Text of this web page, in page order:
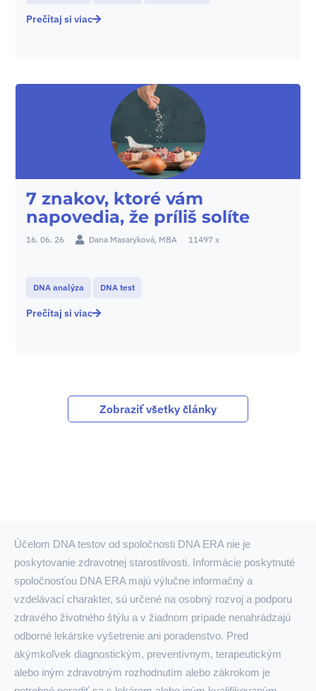
Prečítaj si viac
7 znakov, ktoré vám
napovedia, že príliš solíte
16. 06. 26 Dana Masaryková, MBA 11497 x
DNA analýza DNA test
Prečítaj si viac
Zobraziť všetky články
Účelom DNA testov od spoločnosti DNA ERA nie je
poskytovanie zdravotnej starostlivosti. Informácie poskytnuté
spoločnosťou DNA ERA majú výlučne informačný a
vzdelávací charakter, sú určené na osobný rozvoj a podporu
zdravého životného štýlu a v žiadnom prípade nenahrádzajú
odborné lekárske vyšetrenie ani poradenstvo. Pred
akýmkoľvek diagnostickým, preventívnym, terapeutickým
alebo iným zdravotným rozhodnutím alebo zákrokom je